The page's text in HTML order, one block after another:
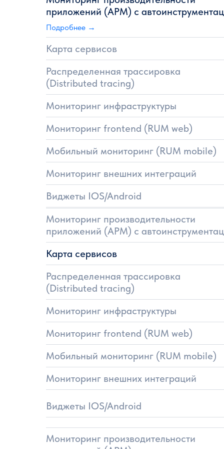
Мониторинг внешних интеграций
приложений (APM) с
Мобильный мониторинг (RUM mobile)
Мониторинг frontend (RUM web)
Мониторинг инфраструктуры
Распределенная трассировка
(Distributed tracing)
Карта сервисов
Виджеты IOS/Android
Подробнее →
Мониторинг внешних интеграций
Мониторинг производительности
приложений (APM) с
Мобильный мониторинг (RUM mobile)
Мониторинг frontend (RUM web)
Мониторинг инфраструктуры
Распределенная трассировка
(Distributed tracing)
Карта сервисов
Виджеты IOS/Android
Мониторинг производительности